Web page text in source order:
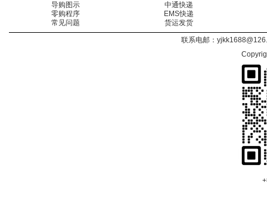
导购图示
零购程序
常见问题
中通快递
EMS快递
货运发货
联系电邮：